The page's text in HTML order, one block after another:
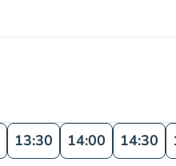
13:30 14:00 14:30